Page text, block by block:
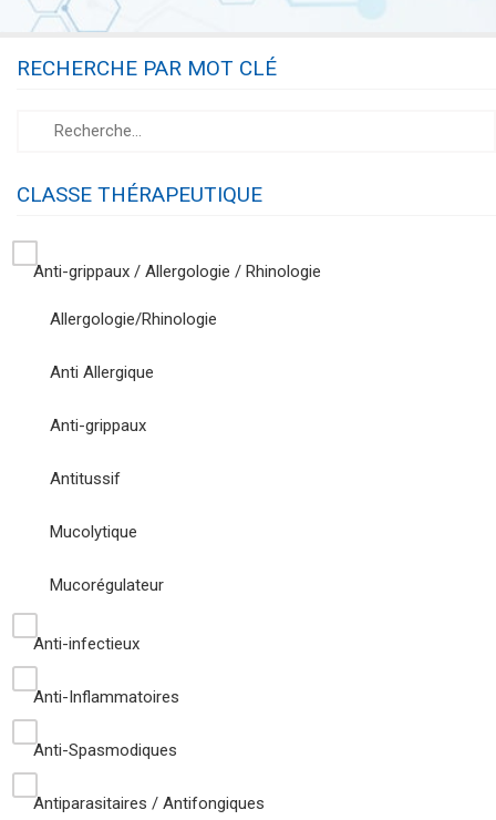
CARRIÈRES
RECHERCHE PAR MOT CLÉ
CLASSE THÉRAPEUTIQUE
Anti-grippaux / Allergologie / Rhinologie
Allergologie/Rhinologie
Anti Allergique
Anti-grippaux
Antitussif
Mucolytique
Mucorégulateur
Anti-infectieux
Anti-Inflammatoires
Anti-Spasmodiques
Antiparasitaires / Antifongiques